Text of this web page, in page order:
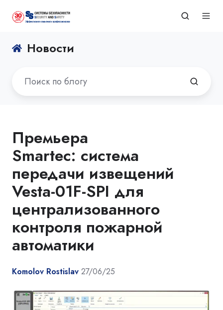
Новости
Премьера
Smartec: система
передачи извещений
Vesta-01F-SPI для
централизованного
контроля пожарной
автоматики
Komolov Rostislav 27/06/25